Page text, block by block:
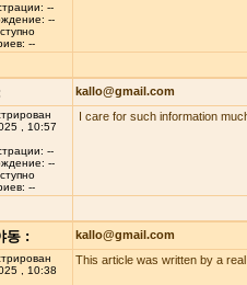
--
--
--
kallo@gmail.com
, 10:57
--
--
--
I care for such information
동 : kallo@gmail.com
, 10:38
This article was written by a